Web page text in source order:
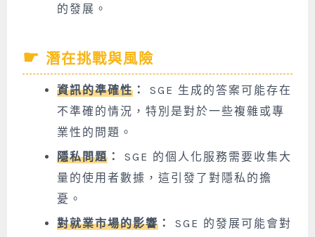
的發展。
潛在挑戰與風險
資訊的準確性 ：
SGE 生成的答案可能存在
不準確的情況，特別是對於一些複雜或專
業性的問題。
隱私問題 ：
SGE 的個人化服務需要收集大
量的使用者數據，這引發了對隱私的擔
憂。
對就業市場的影響 ：
SGE 的發展可能會對